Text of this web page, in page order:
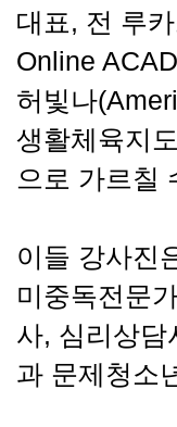
대표, 전 루
Online
허빛나
생활체육지
으로 가르칠
이들 강사진
미중독전문
사, 심리상담
과 문제청소